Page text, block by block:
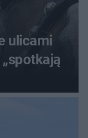
ulicami